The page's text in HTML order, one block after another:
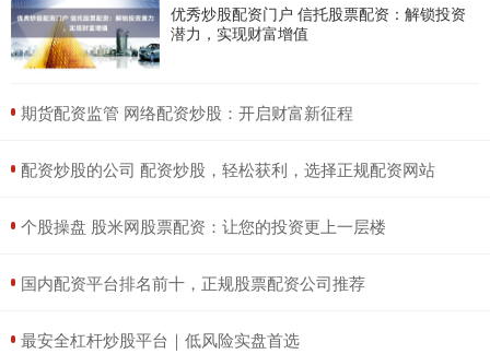
优秀炒股配资门户 信托股票配资：解锁投资
潜力，实现财富增值
​期货配资监管 网络配资炒股：开启财富新征程
​配资炒股的公司 配资炒股，轻松获利，选择正规配资网站
​个股操盘 股米网股票配资：让您的投资更上一层楼
​国内配资平台排名前十，正规股票配资公司推荐
​最安全杠杆炒股平台｜低风险实盘首选